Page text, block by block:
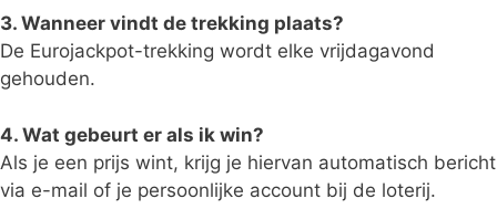
3. Wanneer vindt de trekking plaats?
De Eurojackpot-trekking wordt elke vrijdagavond
gehouden.
4. Wat gebeurt er als ik win?
Als je een prijs wint, krijg je hiervan automatisch bericht
via e-mail of je persoonlijke account bij de loterij.